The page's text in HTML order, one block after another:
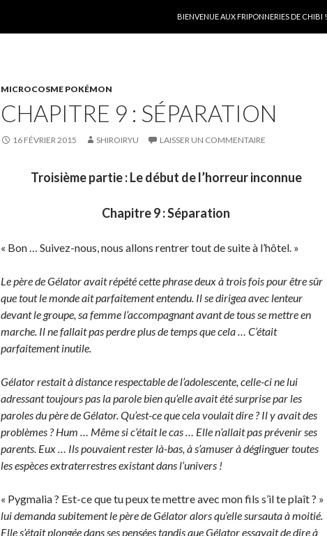
BIENVENUE AUX FRIPONNERIES DE CHIBI !
MICROCOSME POKÉMON
CHAPITRE 9 : SÉPARATION
16 FÉVRIER 2015 SHIROIRYU LAISSER UN COMMENTAIRE
Troisième partie : Le début de l’horreur inconnue
Chapitre 9 : Séparation
« Bon … Suivez-nous, nous allons rentrer tout de suite à l’hôtel. »
Le père de Gélator avait répété cette phrase deux à trois fois pour être sûr
que tout le monde ait parfaitement entendu. Il se dirigea avec lenteur
devant le groupe, sa femme l’accompagnant avant de tous se mettre en
marche. Il ne fallait pas perdre plus de temps que cela … C’était
parfaitement inutile.
Gélator restait à distance respectable de l’adolescente, celle-ci ne lui
adressant toujours pas la parole bien qu’elle avait été surprise par les
paroles du père de Gélator. Qu’est-ce que cela voulait dire ? Il y avait des
problèmes ? Hum … Même si c’était le cas … Elle n’allait pas prévenir ses
parents. Eux … Ils pouvaient rester là-bas, à s’amuser à déglinguer toutes
les espèces extraterrestres existant dans l’univers !
« Pygmalia ? Est-ce que tu peux te mettre avec mon fils s’il te plaît ? »
lui demanda subitement le père de Gélator alors qu’elle sursauta à moitié.
Elle s’était plongée dans ses pensées tandis que Gélator essayait de dire à